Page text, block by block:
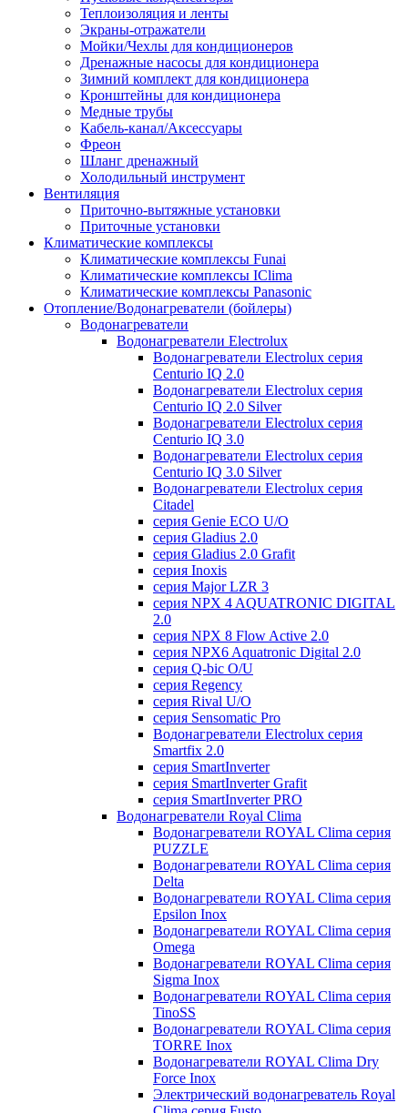
Теплоизоляция и ленты
Экраны-отражатели
Мойки/Чехлы для кондиционеров
Дренажные насосы для кондиционера
Зимний комплект для кондиционера
Кронштейны для кондиционера
Медные трубы
Кабель-канал/Аксессуары
Фреон
Шланг дренажный
Холодильный инструмент
Вентиляция
Приточно-вытяжные установки
Приточные установки
Климатические комплексы
Климатические комплексы Funai
Климатические комплексы IClima
Климатические комплексы Panasonic
Отопление/Водонагреватели (бойлеры)
Водонагреватели
Водонагреватели Electrolux
Водонагреватели Electrolux серия
Centurio IQ 2.0
Водонагреватели Electrolux серия
Centurio IQ 2.0 Silver
Водонагреватели Electrolux серия
Centurio IQ 3.0
Водонагреватели Electrolux серия
Centurio IQ 3.0 Silver
Водонагреватели Electrolux серия
Citadel
серия Genie ECO U/О
серия Gladius 2.0
серия Gladius 2.0 Grafit
серия Inoxis
серия Major LZR 3
серия NPX 4 AQUATRONIC DIGITAL
2.0
серия NPX 8 Flow Active 2.0
серия NPX6 Aquatronic Digital 2.0
серия Q-bic O/U
серия Regency
серия Rival U/О
серия Sensomatic Pro
Водонагреватели Electrolux серия
Smartfix 2.0
серия SmartInverter
серия SmartInverter Grafit
серия SmartInverter PRO
Водонагреватели Royal Clima
Водонагреватели ROYAL Clima серия
PUZZLE
Водонагреватели ROYAL Clima серия
Delta
Водонагреватели ROYAL Clima серия
Epsilon Inox
Водонагреватели ROYAL Clima серия
Omega
Водонагреватели ROYAL Clima серия
Sigma Inox
Водонагреватели ROYAL Clima серия
TinoSS
Водонагреватели ROYAL Clima серия
TORRE Inox
Водонагреватели ROYAL Clima Dry
Force Inox
Электрический водонагреватель Royal